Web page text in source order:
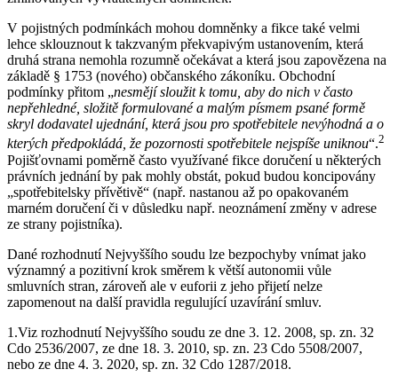
V pojistných podmínkách mohou domněnky a fikce také velmi
lehce sklouznout k takzvaným překvapivým ustanovením, která
druhá strana nemohla rozumně očekávat a která jsou zapovězena na
základě § 1753 (nového) občanského zákoníku. Obchodní
podmínky přitom „nesmějí sloužit k tomu, aby do nich v často
nepřehledné, složitě formulované a malým písmem psané formě
skryl dodavatel ujednání, která jsou pro spotřebitele nevýhodná a o
kterých předpokládá, že pozornosti spotřebitele nejspíše uniknou“.2
Pojišťovnami poměrně často využívané fikce doručení u některých
právních jednání by pak mohly obstát, pokud budou koncipovány
„spotřebitelsky přívětivě“ (např. nastanou až po opakovaném
marném doručení či v důsledku např. neoznámení změny v adrese
ze strany pojistníka).
Dané rozhodnutí Nejvyššího soudu lze bezpochyby vnímat jako
významný a pozitivní krok směrem k větší autonomii vůle
smluvních stran, zároveň ale v euforii z jeho přijetí nelze
zapomenout na další pravidla regulující uzavírání smluv.
1.Viz rozhodnutí Nejvyššího soudu ze dne 3. 12. 2008, sp. zn. 32
Cdo 2536/2007, ze dne 18. 3. 2010, sp. zn. 23 Cdo 5508/2007,
nebo ze dne 4. 3. 2020, sp. zn. 32 Cdo 1287/2018.